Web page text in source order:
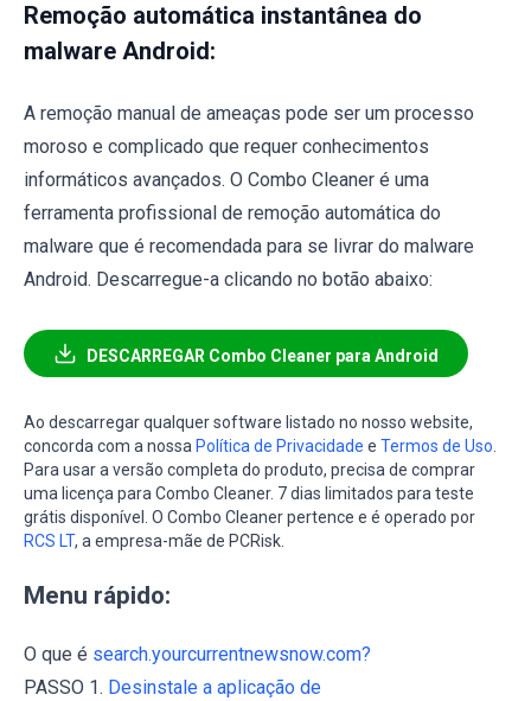
Remoção automática instantânea do
malware Android:
A remoção manual de ameaças pode ser um processo
moroso e complicado que requer conhecimentos
informáticos avançados. O Combo Cleaner é uma
ferramenta profissional de remoção automática do
malware que é recomendada para se livrar do malware
Android. Descarregue-a clicando no botão abaixo:
DESCARREGAR Combo Cleaner para Android
Ao descarregar qualquer software listado no nosso website,
concorda com a nossa Política de Privacidade e Termos de Uso.
Para usar a versão completa do produto, precisa de comprar
uma licença para Combo Cleaner. 7 dias limitados para teste
grátis disponível. O Combo Cleaner pertence e é operado por
RCS LT, a empresa-mãe de PCRisk.
Menu rápido:
O que é search.yourcurrentnewsnow.com?
PASSO 1. Desinstale a aplicação de